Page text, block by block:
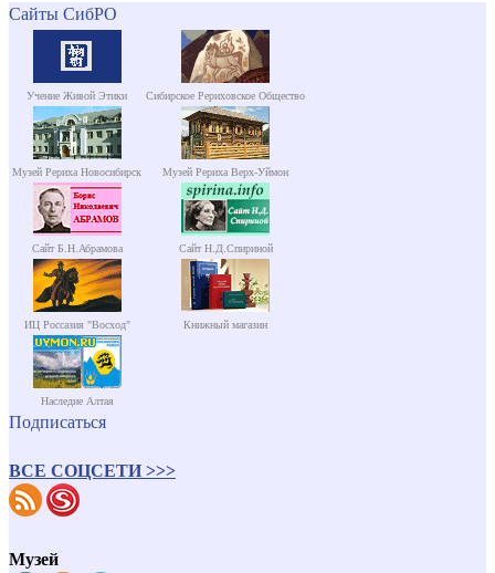
Сайты СибРО
Учение Живой Этики Сибирское Рериховское Общество
Музей Рериха Новосибирск Музей Рериха Верх-Уймон
Сайт Б.Н.Абрамова Сайт Н.Д.Спириной
ИЦ Россазия "Восход" Книжный магазин
Наследие Алтая
Подписаться
ВСЕ СОЦСЕТИ >>>
Музей